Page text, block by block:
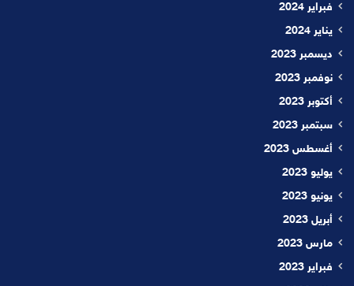
فبراير 2024
يناير 2024
ديسمبر 2023
نوفمبر 2023
أكتوبر 2023
سبتمبر 2023
أغسطس 2023
يوليو 2023
يونيو 2023
أبريل 2023
مارس 2023
فبراير 2023